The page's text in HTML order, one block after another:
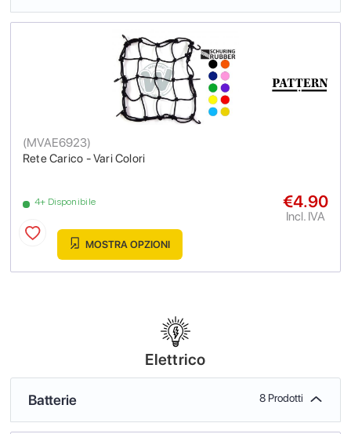
Rete Carico - Vari Colori
(MVAE6923)
4+ Disponibile €4.90
Incl. IVA
MOSTRA OPZIONI
Elettrico
Batterie 8 Prodotti